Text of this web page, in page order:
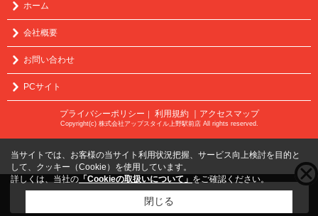
ホーム
会社概要
お問い合わせ
PCサイト
プライバシーポリシー 利用規約 ｜アクセスマップ
Copyright(c) 株式会社アップスタイル上野駅前店 All rights reserved.
こちらの物件をご覧の方にお勧めな物件
当サイトでは、お客様の当サイト利用状況把握、サービス向上検討を目的と
して、クッキー（Cookie）を使用しています。
詳しくは、当社の 「Cookieの取扱いについて」 をご確認ください。
閉じる